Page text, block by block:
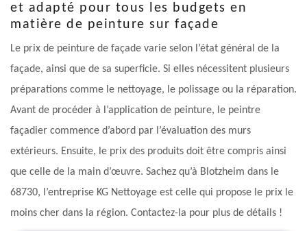
et adapté pour tous les budgets en
matière de peinture sur façade
Le prix de peinture de façade varie selon l’état général de la
façade, ainsi que de sa superficie. Si elles nécessitent plusieurs
préparations comme le nettoyage, le polissage ou la réparation.
Avant de procéder à l’application de peinture, le peintre
façadier commence d’abord par l’évaluation des murs
extérieurs. Ensuite, le prix des produits doit être compris ainsi
que celle de la main d’œuvre. Sachez qu’à Blotzheim dans le
68730, l’entreprise KG Nettoyage est celle qui propose le prix le
moins cher dans la région. Contactez-la pour plus de détails !